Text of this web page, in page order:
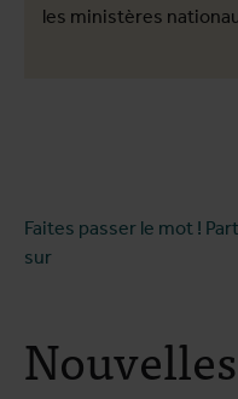
les ministères
Faites passer le mot !
sur